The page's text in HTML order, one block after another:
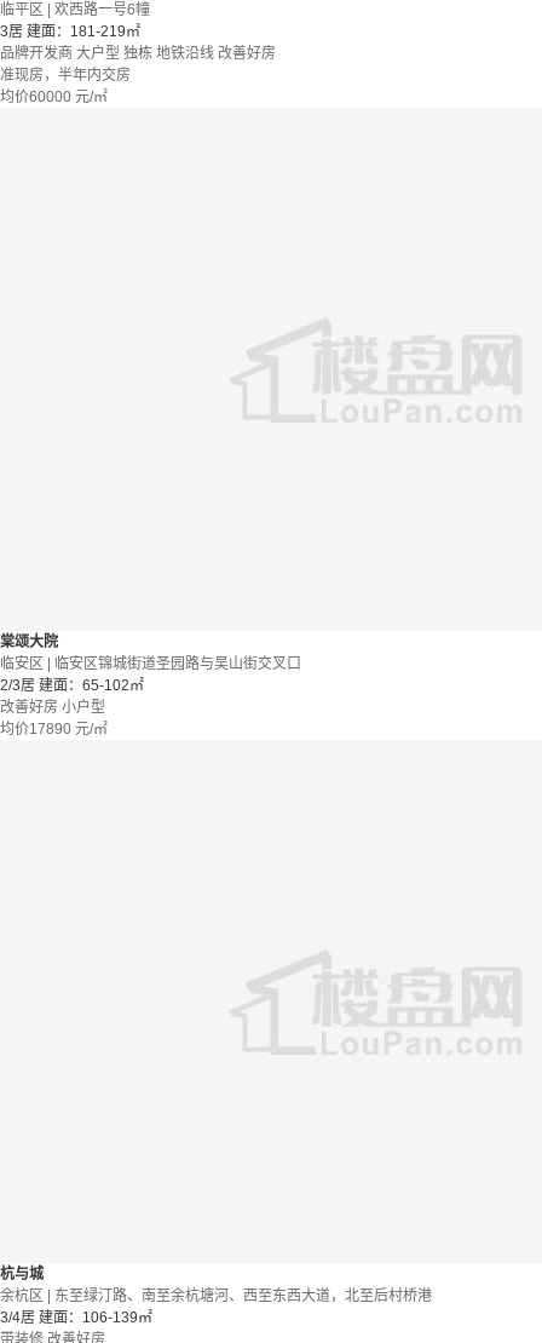
临平区 | 欢西路一号6幢
3居 建面：181-219㎡
品牌开发商 大户型 独栋 地铁沿线 改善好房
准现房，半年内交房
均价60000 元/㎡
棠颂大院
临安区 | 临安区锦城街道圣园路与吴山街交叉口
2/3居 建面：65-102㎡
改善好房 小户型
均价17890 元/㎡
杭与城
余杭区 | 东至绿汀路、南至余杭塘河、西至东西大道，北至后村桥港
3/4居 建面：106-139㎡
带装修 改善好房